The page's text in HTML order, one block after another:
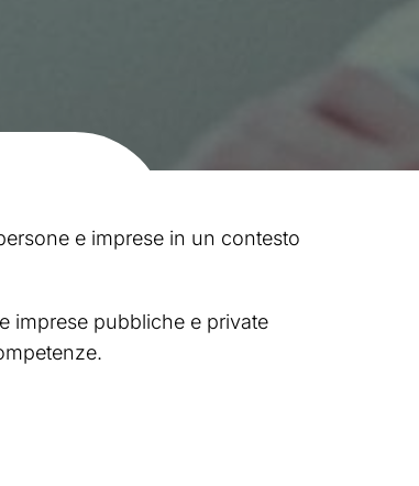
e imprese in un contesto
imprese pubbliche e private